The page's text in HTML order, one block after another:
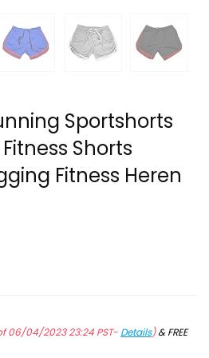
Sportshorts
Shorts
Fitness Heren
06/04/2023 23:24 PST- Details)&FREE